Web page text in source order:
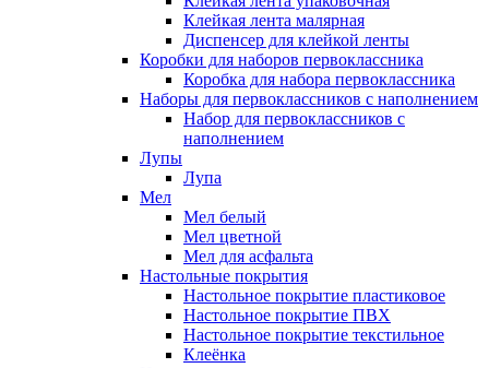
Клейкая лента малярная
Диспенсер для клейкой ленты
Коробки для наборов первоклассника
Коробка для набора первоклассника
Наборы для первоклассников с наполнением
Набор для первоклассников с
наполнением
Лупы
Лупа
Мел
Мел белый
Мел цветной
Мел для асфальта
Настольные покрытия
Настольное покрытие пластиковое
Настольное покрытие ПВХ
Настольное покрытие текстильное
Клеёнка